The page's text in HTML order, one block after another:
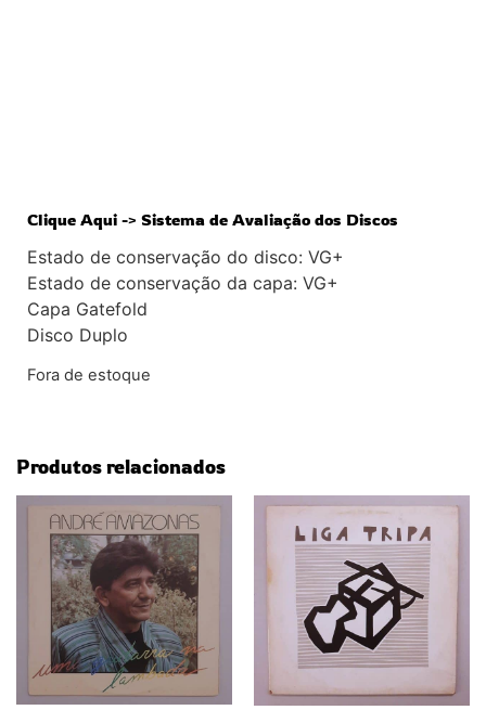
Clique Aqui -> Sistema de Avaliação dos Discos
Estado de conservação do disco: VG+
Estado de conservação da capa: VG+
Capa Gatefold
Disco Duplo
Fora de estoque
Produtos relacionados